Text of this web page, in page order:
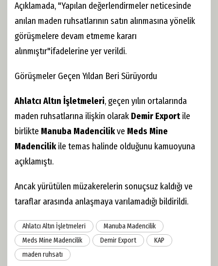
Açıklamada, "Yapılan değerlendirmeler neticesinde
anılan maden ruhsatlarının satın alınmasına yönelik
görüşmelere devam etmeme kararı
alınmıştır"ifadelerine yer verildi.
Görüşmeler Geçen Yıldan Beri Sürüyordu
Ahlatcı Altın İşletmeleri, geçen yılın ortalarında
maden ruhsatlarına ilişkin olarak Demir Exportile
birlikte Manuba Madencilikve Meds Mine
Madencilikile temas halinde olduğunu kamuoyuna
açıklamıştı.
Ancak yürütülen müzakerelerin sonuçsuz kaldığı ve
taraflar arasında anlaşmaya varılamadığı bildirildi.
Ahlatcı Altın İşletmeleri
Manuba Madencilik
Meds Mine Madencilik
Demir Export
KAP
maden ruhsatı